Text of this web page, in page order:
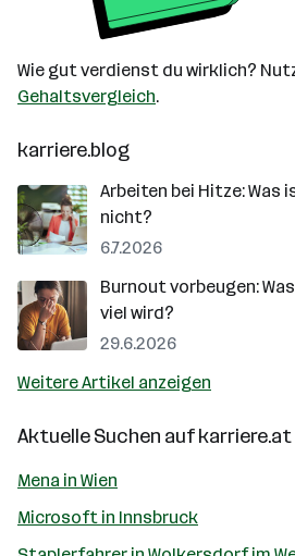
Wie gut verdienst du wirklich?
Gehaltsvergleich.
karriere.blog
Arbeiten bei Hitze: Was
nicht?
6.7.2026
Burnout vorbeugen:
viel wird?
29.6.2026
Weitere Artikel anzeigen
Aktuelle Suchen aufkarriere.at
Mena in Wien
Microsoft in Innsbruck